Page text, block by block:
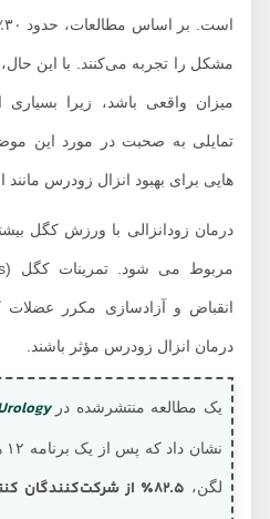
مشکل را تجربه می‌کنند. با این حال،
میزان واقعی باشد، زیرا بسیاری از
تمایلی به صحبت در مورد این موضوع
هایی برای بهبود انزال زودرس مانند
درمان زودانزالی با ورزش کگل
انقباض و آزادسازی مکرر عضلات کف
درمان انزال زودرس مؤثر باشند.
یک مطالعه منتشرشده در in Urology
نشان داد
لگن،
۸۲.۵٪ از شرکت‌کنندگان کنترل